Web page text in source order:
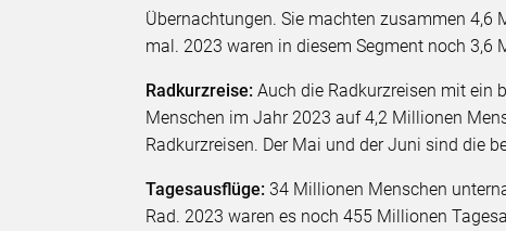
Übernachtungen. Sie machten zusammen 4,6
mal. 2023 waren in diesem Segment noch 3,6
Radkurzreise: Auch die Radkurzreisen mit ein
Menschen im Jahr 2023 auf 4,2 Millionen
Radkurzreisen. Der Mai und der Juni sind die
Tagesausflüge: 34 Millionen Menschen
Rad. 2023 waren es noch 455 Millionen